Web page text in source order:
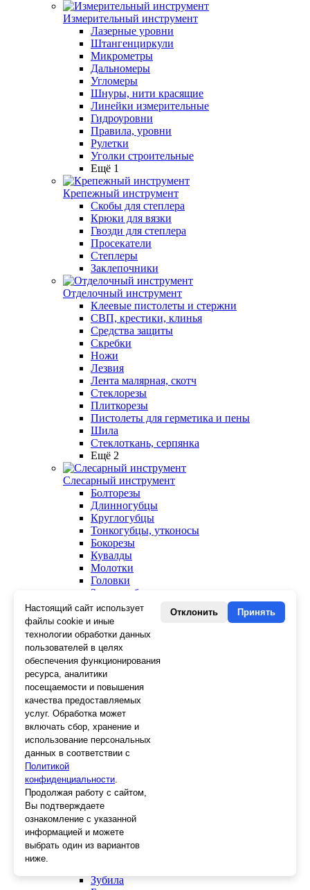
Измерительный инструмент
Лазерные уровни
Штангенциркули
Микрометры
Дальномеры
Угломеры
Шнуры, нити красящие
Линейки измерительные
Гидроуровни
Правила, уровни
Рулетки
Уголки строительные
Ещё 1
Крепежный инструмент
Скобы для степлера
Крюки для вязки
Гвозди для степлера
Просекатели
Степлеры
Заклепочники
Отделочный инструмент
Клеевые пистолеты и стержни
СВП, крестики, клинья
Средства защиты
Скребки
Ножи
Лезвия
Лента малярная, скотч
Стеклорезы
Плиткорезы
Пистолеты для герметика и пены
Шила
Стеклоткань, серпянка
Ещё 2
Слесарный инструмент
Болторезы
Длинногубцы
Круглогубцы
Тонкогубцы, утконосы
Бокорезы
Кувалды
Молотки
Головки
Зенкера, бородки, кернеры
Керны
Патроны, переходники
Ножницы электрика
Стопорные кольца
Съемники стопорных колец
Пинцеты
Магниты
Клещи для изоляции
Кабелерезы
Гайкорезы
Зажимы ручные
Подшипники
Тиски
Плоскогубцы
Отвертки
Ножницы по металлу
Напильники, рашпили
Наборы инструментов
Кусачки
Зубила
Настоящий сайт использует
файлы cookie и иные
технологии обработки данных
пользователей в целях
обеспечения функционирования
ресурса, аналитики
посещаемости и повышения
качества предоставляемых
услуг. Обработка может
включать сбор, хранение и
использование персональных
данных в соответствии с
Политикой
конфиденциальности.
Продолжая работу с сайтом,
Вы подтверждаете
ознакомление с указанной
информацией и можете
выбрать один из вариантов
ниже.
Отклонить Принять